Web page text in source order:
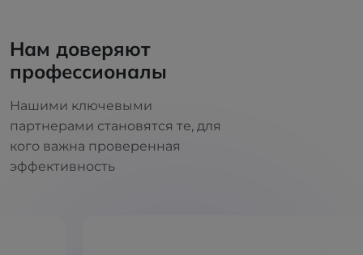
Нам доверяют
профессионалы
Нашими ключевыми
партнерами становятся те, для
кого важна проверенная
эффективность